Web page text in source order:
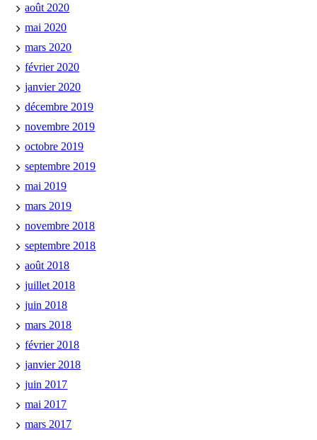
août 2020
mai 2020
mars 2020
février 2020
janvier 2020
décembre 2019
novembre 2019
octobre 2019
septembre 2019
mai 2019
mars 2019
novembre 2018
septembre 2018
août 2018
juillet 2018
juin 2018
mars 2018
février 2018
janvier 2018
juin 2017
mai 2017
mars 2017